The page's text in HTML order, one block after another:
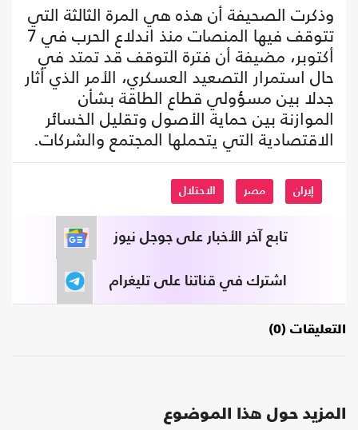
وذكرت الصحيفة أن هذه هي المرة الثالثة التي
تتوقف فيها المنصات منذ اندلاع الحرب في 7
أكتوبر، مضيفة أن فترة التوقف قد تمتد في
حال استمرار التصعيد العسكري، الأمر الذي أثار
جدلا بين مسؤولي قطاع الطاقة بشأن
الموازنة بين حماية الأصول وتقليل الخسائر
الاقتصادية التي يتحملها المجتمع والشركات.
إيران مصر الاحتلال
تابع آخر الأخبار على جوجل نيوز
اشترك في قناتنا على تليغرام
التعليقات (0)
المزيد حول هذا الموضوع